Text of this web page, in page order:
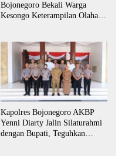
Bojonegoro Bekali Warga
Kesongo Keterampilan Olahan
Kapolres Bojonegoro AKBP
Yenni Diarty Jalin Silaturahmi
dengan Bupati, Teguhkan